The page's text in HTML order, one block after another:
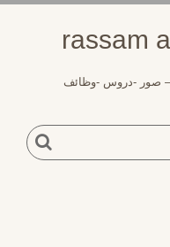
صور -دروس -وظائف